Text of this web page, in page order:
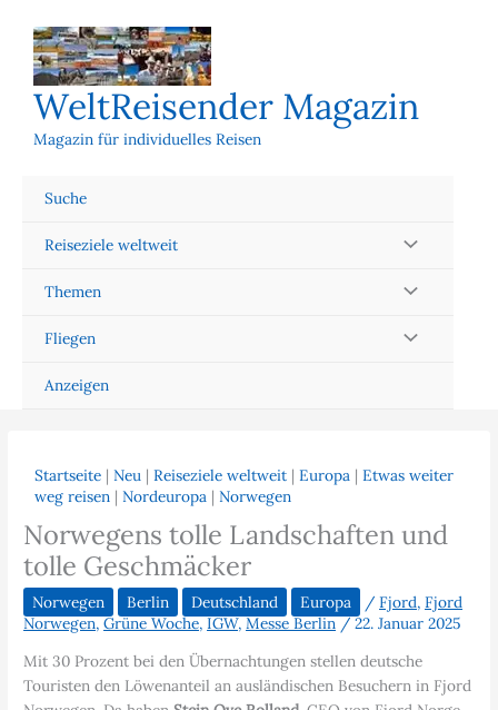
Inhalt
springen
WeltReisender Magazin
Magazin für individuelles Reisen
Suche
Reiseziele weltweit
Themen
Fliegen
Anzeigen
Startseite |Neu |Reiseziele weltweit |Europa |Etwas weiter
weg reisen |Nordeuropa |Norwegen
Norwegens tolle Landschaften und
tolle Geschmäcker
Norwegen Berlin Deutschland Europa /Fjord,Fjord
Norwegen,Grüne Woche,IGW,Messe Berlin/22. Januar 2025
Mit 30 Prozent bei den Übernachtungen stellen deutsche
Touristen den Löwenanteil an ausländischen Besuchern in Fjord